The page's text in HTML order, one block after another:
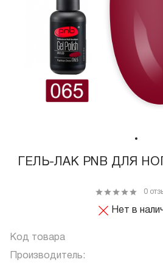
ГЕЛЬ-ЛАК PNB ДЛЯ
Нет в
0
Код товара
Производитель: